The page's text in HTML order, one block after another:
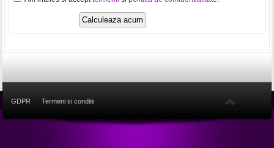
GDPR Termeni si conditii